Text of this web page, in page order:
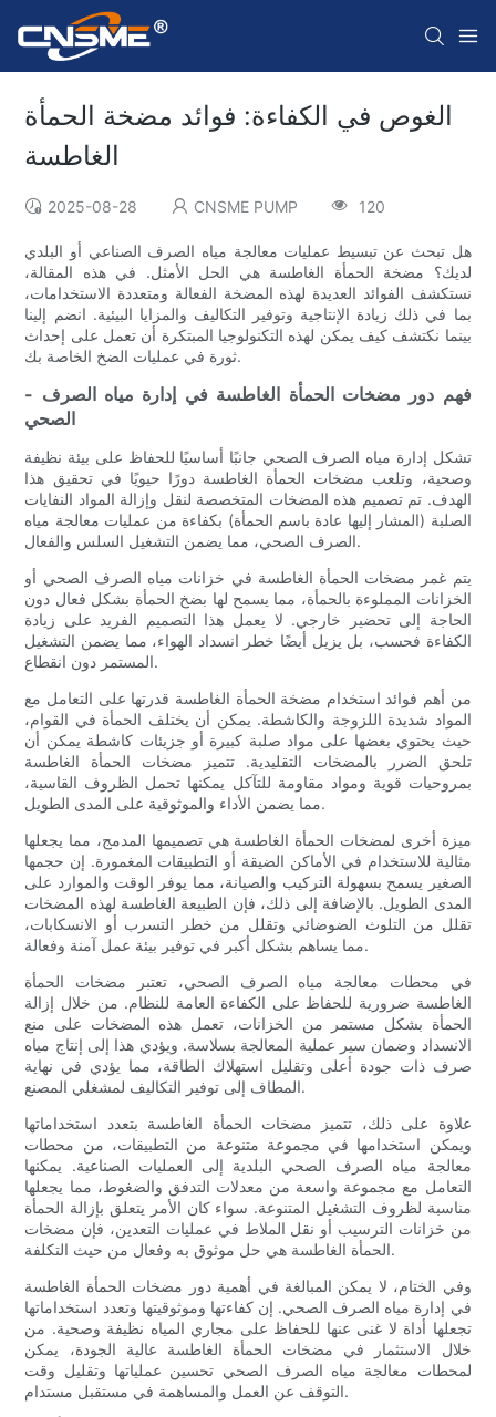
الغوص في الكفاءة: فوائد مضخة الحمأة
الغاطسة
2025-08-28 CNSME PUMP 120
هل تبحث عن تبسيط عمليات معالجة مياه الصرف الصناعي أو البلدي
لديك؟ مضخة الحمأة الغاطسة هي الحل الأمثل. في هذه المقالة،
نستكشف الفوائد العديدة لهذه المضخة الفعالة ومتعددة الاستخدامات،
بما في ذلك زيادة الإنتاجية وتوفير التكاليف والمزايا البيئية. انضم إلينا
بينما نكتشف كيف يمكن لهذه التكنولوجيا المبتكرة أن تعمل على إحداث
ثورة في عمليات الضخ الخاصة بك.
- فهم دور مضخات الحمأة الغاطسة في إدارة مياه الصرف
الصحي
تشكل إدارة مياه الصرف الصحي جانبًا أساسيًا للحفاظ على بيئة نظيفة
وصحية، وتلعب مضخات الحمأة الغاطسة دورًا حيويًا في تحقيق هذا
الهدف. تم تصميم هذه المضخات المتخصصة لنقل وإزالة المواد النفايات
الصلبة (المشار إليها عادة باسم الحمأة) بكفاءة من عمليات معالجة مياه
الصرف الصحي، مما يضمن التشغيل السلس والفعال.
يتم غمر مضخات الحمأة الغاطسة في خزانات مياه الصرف الصحي أو
الخزانات المملوءة بالحمأة، مما يسمح لها بضخ الحمأة بشكل فعال دون
الحاجة إلى تحضير خارجي. لا يعمل هذا التصميم الفريد على زيادة
الكفاءة فحسب، بل يزيل أيضًا خطر انسداد الهواء، مما يضمن التشغيل
المستمر دون انقطاع.
من أهم فوائد استخدام مضخة الحمأة الغاطسة قدرتها على التعامل مع
المواد شديدة اللزوجة والكاشطة. يمكن أن يختلف الحمأة في القوام،
حيث يحتوي بعضها على مواد صلبة كبيرة أو جزيئات كاشطة يمكن أن
تلحق الضرر بالمضخات التقليدية. تتميز مضخات الحمأة الغاطسة
بمروحيات قوية ومواد مقاومة للتآكل يمكنها تحمل الظروف القاسية،
مما يضمن الأداء والموثوقية على المدى الطويل.
ميزة أخرى لمضخات الحمأة الغاطسة هي تصميمها المدمج، مما يجعلها
مثالية للاستخدام في الأماكن الضيقة أو التطبيقات المغمورة. إن حجمها
الصغير يسمح بسهولة التركيب والصيانة، مما يوفر الوقت والموارد على
المدى الطويل. بالإضافة إلى ذلك، فإن الطبيعة الغاطسة لهذه المضخات
تقلل من التلوث الضوضائي وتقلل من خطر التسرب أو الانسكابات،
مما يساهم بشكل أكبر في توفير بيئة عمل آمنة وفعالة.
في محطات معالجة مياه الصرف الصحي، تعتبر مضخات الحمأة
الغاطسة ضرورية للحفاظ على الكفاءة العامة للنظام. من خلال إزالة
الحمأة بشكل مستمر من الخزانات، تعمل هذه المضخات على منع
الانسداد وضمان سير عملية المعالجة بسلاسة. ويؤدي هذا إلى إنتاج مياه
صرف ذات جودة أعلى وتقليل استهلاك الطاقة، مما يؤدي في نهاية
المطاف إلى توفير التكاليف لمشغلي المصنع.
علاوة على ذلك، تتميز مضخات الحمأة الغاطسة بتعدد استخداماتها
ويمكن استخدامها في مجموعة متنوعة من التطبيقات، من محطات
معالجة مياه الصرف الصحي البلدية إلى العمليات الصناعية. يمكنها
التعامل مع مجموعة واسعة من معدلات التدفق والضغوط، مما يجعلها
مناسبة لظروف التشغيل المتنوعة. سواء كان الأمر يتعلق بإزالة الحمأة
من خزانات الترسيب أو نقل الملاط في عمليات التعدين، فإن مضخات
الحمأة الغاطسة هي حل موثوق به وفعال من حيث التكلفة.
وفي الختام، لا يمكن المبالغة في أهمية دور مضخات الحمأة الغاطسة
في إدارة مياه الصرف الصحي. إن كفاءتها وموثوقيتها وتعدد استخداماتها
تجعلها أداة لا غنى عنها للحفاظ على مجاري المياه نظيفة وصحية. من
خلال الاستثمار في مضخات الحمأة الغاطسة عالية الجودة، يمكن
لمحطات معالجة مياه الصرف الصحي تحسين عملياتها وتقليل وقت
التوقف عن العمل والمساهمة في مستقبل مستدام.